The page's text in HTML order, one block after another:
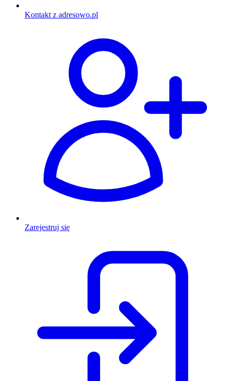
Kontakt z adresowo.pl
Zarejestruj się